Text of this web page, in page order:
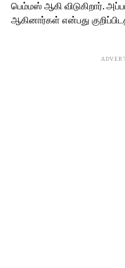
பெம்மஸ் ஆகி விடுகிறார்.
ஆகினார்கள் என்பது